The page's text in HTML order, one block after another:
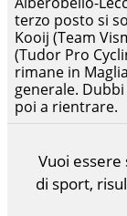
terzo posto si
Kooij (Team
(Tudor Pro
rimane in
generale.
poi a rientrare.
Vuoi
di sport,